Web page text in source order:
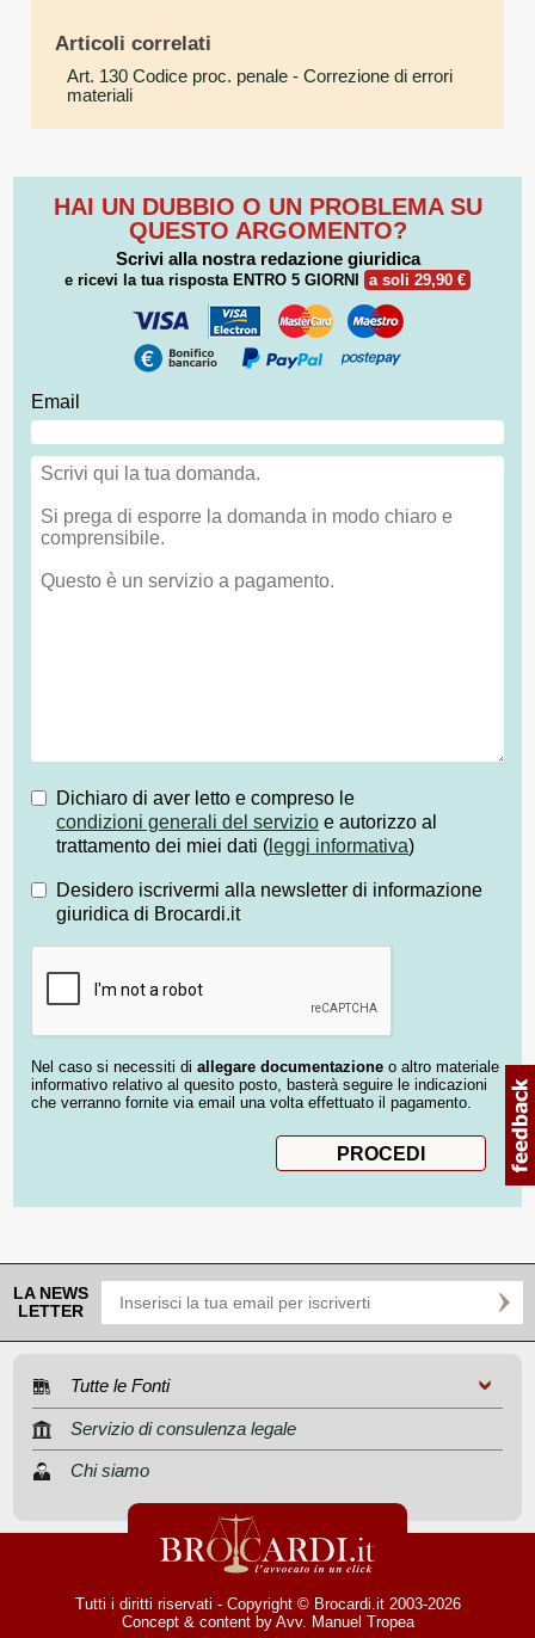
Articoli correlati
Art. 130 Codice proc. penale - Correzione di errori
materiali
HAI UN DUBBIO O UN PROBLEMA SU
QUESTO ARGOMENTO?
Scrivi alla nostra redazione giuridica
e ricevi la tua risposta ENTRO 5 GIORNI a soli 29,90 €
Email
Dichiaro di aver letto e compreso le
condizioni generali del servizio e autorizzo al
trattamento dei miei dati ( leggi informativa)
Desidero iscrivermi alla newsletter di informazione
giuridica di Brocardi.it
Nel caso si necessiti di allegare documentazione o altro materiale
informativo relativo al quesito posto, basterà seguire le indicazioni
che verranno fornite via email una volta effettuato il pagamento.
LA NEWS
LETTER
Tutte le Fonti
Servizio di consulenza legale
Chi siamo
Tutti i diritti riservati - Copyright © Brocardi.it 2003-2026
Concept & content by Avv. Manuel Tropea